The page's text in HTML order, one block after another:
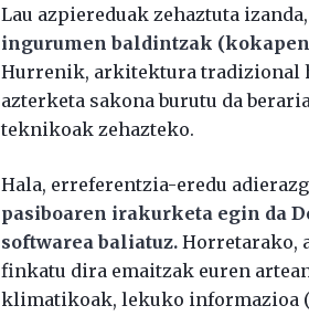
Lau azpiereduak zehaztuta
ingurumen baldintzak
Hurrenik, arkitektura tradizional
azterketa sakona burutu da
teknikoak zehazteko.
Hala, erreferentzia-eredu
pasiboaren irakurketa egin da
softwarea baliatuz. Horretarako,
finkatu dira emaitzak euren
klimatikoak, lekuko informazioa